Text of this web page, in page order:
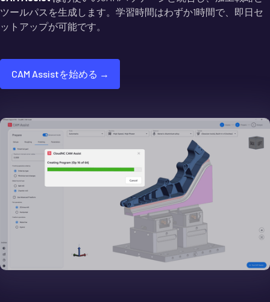
ツールパスを生成します。学習時間はわずか1時間で、即日セ
ットアップが可能です。
CAM Assistを始める →